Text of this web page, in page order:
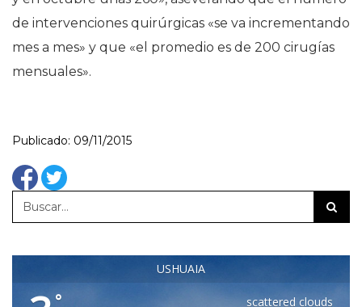
de intervenciones quirúrgicas «se va incrementando
mes a mes» y que «el promedio es de 200 cirugías
mensuales».
Publicado: 09/11/2015
USHUAIA
°
scattered clouds